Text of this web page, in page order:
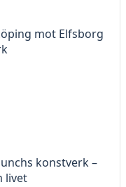
mot Elfsborg
konstverk –
livet